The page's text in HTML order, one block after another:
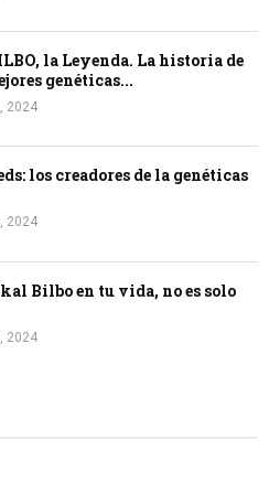
la Leyenda. La historia de
genéticas...
2024
los creadores de la genéticas
2024
Bilbo en tu vida, no es solo
2024